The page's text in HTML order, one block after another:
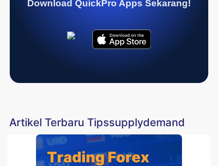
Download QuickPro Apps Sekarang!
Artikel Terbaru Tipssupplydemand